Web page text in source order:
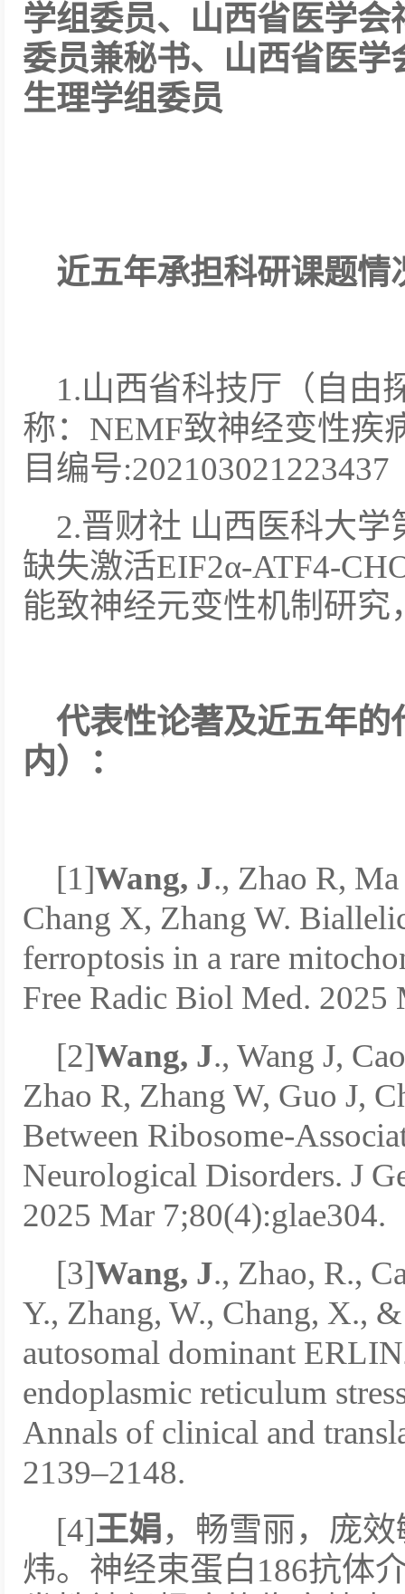
学组委员、山西省医学
委员兼秘书、山西省医
生理学组委员
近五年承担科研课题情
1.山西省科技厅（自由
称：NEMF致神经变性疾
目编号:202103021223437
2.晋财社 山西医科大
缺失激活EIF2α-ATF4-
能致神经元变性机制研究
代表性论著及近五年的
内）：
[1]Wang, J., Zhao R,
Chang X, Zhang W.
ferroptosis in a rare
Free Radic Biol Med. 2025
[2]Wang, J., Wang J,
Zhao R, Zhang W, Guo J,
Between Ribosome-
Neurological Disorders. J
2025 Mar 7;80(4):glae304.
[3]Wang, J., Zhao, R.,
Y., Zhang, W., Chang, X.,
autosomal dominant
endoplasmic reticulum
Annals of clinical and
2139–2148.
[4]王娟，畅雪丽，庞
炜。神经束蛋白186抗体